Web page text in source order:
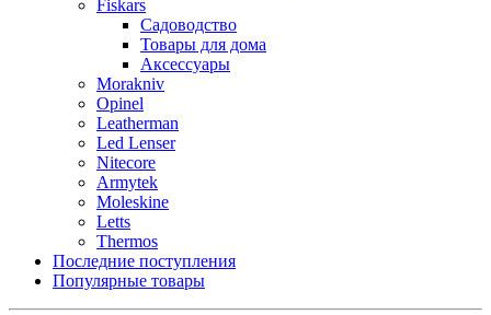
Fiskars
Садоводство
Товары для дома
Аксессуары
Morakniv
Opinel
Leatherman
Led Lenser
Nitecore
Armytek
Moleskine
Letts
Thermos
Последние поступления
Популярные товары